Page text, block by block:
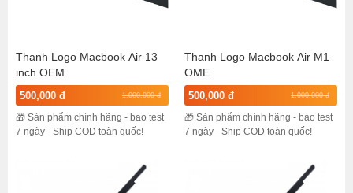
Thanh Logo Macbook Air 13
inch OEM
500,000 đ 1,000,000 đ
🎁 Sản phẩm chính hãng - bao test
7 ngày - Ship COD toàn quốc!
Thanh Logo Macbook Air M1
OME
500,000 đ 1,000,000 đ
🎁 Sản phẩm chính hãng - bao test
7 ngày - Ship COD toàn quốc!